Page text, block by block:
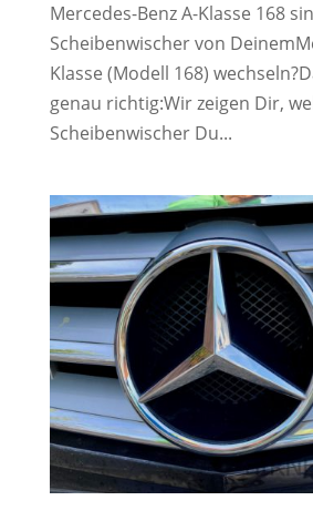
Mercedes-Benz A-Klasse 168
Scheibenwischer von
Klasse (Modell 168)
genau richtig:Wir zeigen Dir,
Scheibenwischer Du...